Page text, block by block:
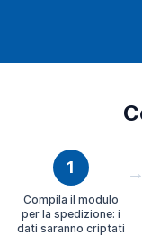
1
Compila il modulo
per la spedizione: i
dati saranno criptati
→